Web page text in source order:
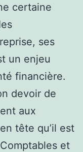
certaine
ses
un enjeu
financière.
devoir de
aux
tête qu’il est
et